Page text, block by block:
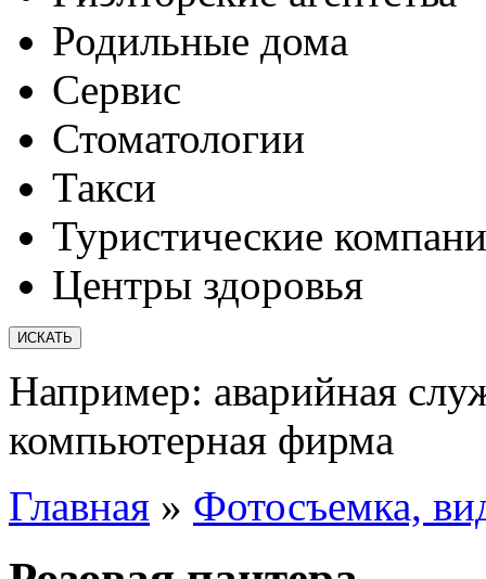
Родильные дома
Сервис
Стоматологии
Такси
Туристические
Центры здоровья
Например: аварийная
компьютерная фирма
Главная » Фотосъемка,